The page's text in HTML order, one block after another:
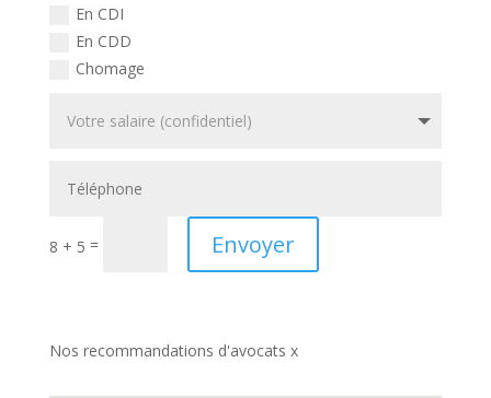
En CDI
En CDD
Chomage
8 + 5 = Envoyer
Nos recommandations d'avocats x